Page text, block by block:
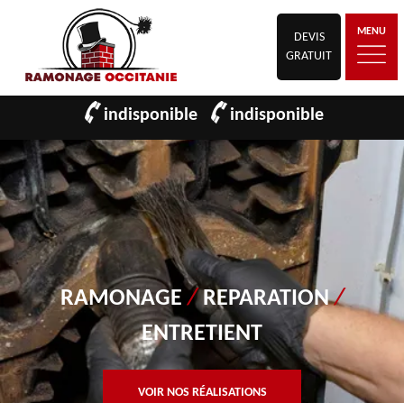
DEVIS
GRATUIT
MENU
indisponible indisponible
RAMONAGE/REPARATION/
ENTRETIENT
VOIR NOS RÉALISATIONS